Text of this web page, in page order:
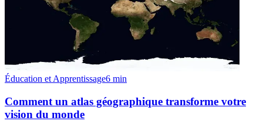
Éducation et Apprentissage6 min
Comment un atlas géographique transforme votre
vision du monde